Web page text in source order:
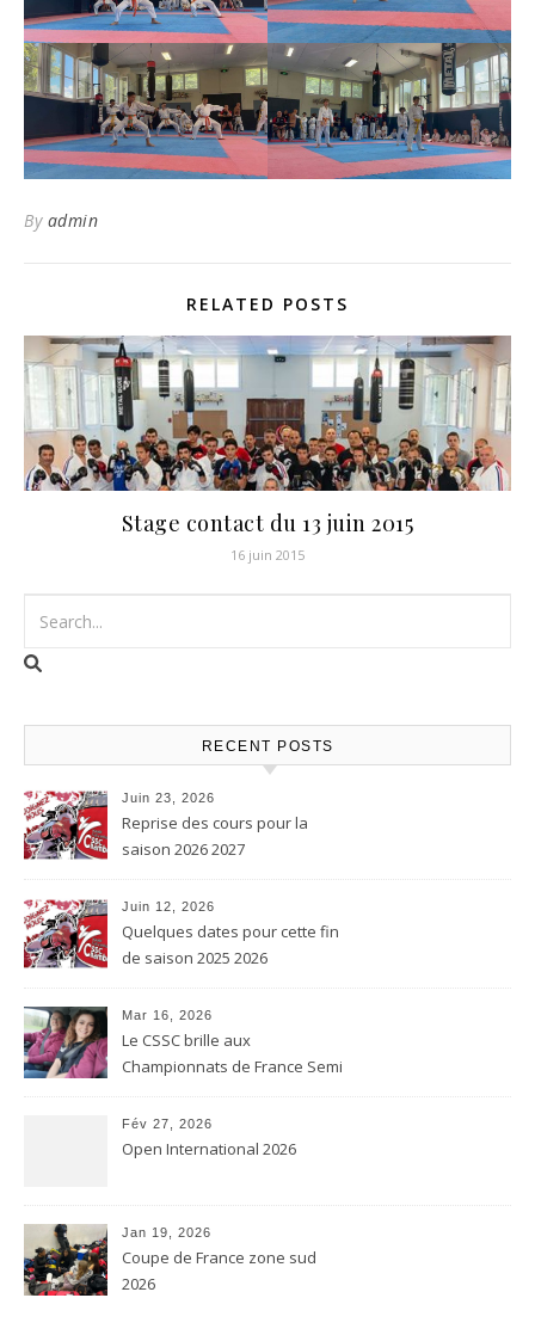
By admin
RELATED POSTS
Stage contact du 13 juin 2015
16 juin 2015
RECENT POSTS
Juin 23, 2026
Reprise des cours pour la
saison 2026 2027
Juin 12, 2026
Quelques dates pour cette fin
de saison 2025 2026
Mar 16, 2026
Le CSSC brille aux
Championnats de France Semi
Fév 27, 2026
Open International 2026
Jan 19, 2026
Coupe de France zone sud
2026